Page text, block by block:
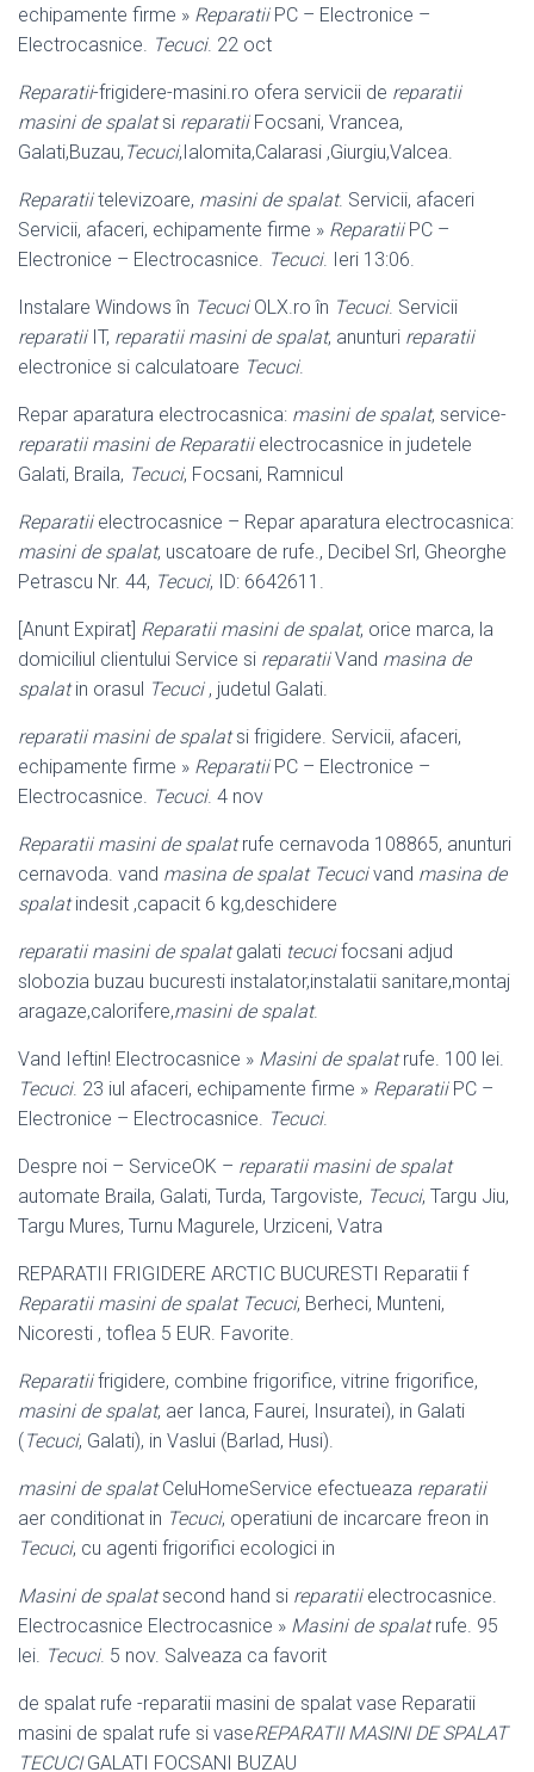
echipamente firme » ReparatiiPC – Electronice –
Electrocasnice. Tecuci. 22 oct
Reparatii-frigidere-masini.ro ofera servicii de reparatii
masini de spalatsi reparatiiFocsani, Vrancea,
Galati,Buzau, Tecuci,Ialomita,Calarasi ,Giurgiu,Valcea.
Reparatiitelevizoare, masini de spalat. Servicii, afaceri
Servicii, afaceri, echipamente firme » ReparatiiPC –
Electronice – Electrocasnice. Tecuci. Ieri 13:06.
Instalare Windows în TecuciOLX.ro în Tecuci. Servicii
reparatiiIT, reparatii masini de spalat, anunturi reparatii
electronice si calculatoare Tecuci.
Repar aparatura electrocasnica: masini de spalat, service-
reparatii masini de Reparatiielectrocasnice in judetele
Galati, Braila, Tecuci, Focsani, Ramnicul
Reparatiielectrocasnice – Repar aparatura electrocasnica:
masini de spalat, uscatoare de rufe., Decibel Srl, Gheorghe
Petrascu Nr. 44, Tecuci, ID: 6642611.
[Anunt Expirat] Reparatii masini de spalat, orice marca, la
domiciliul clientului Service si reparatiiVand masina de
spalatin orasul Tecuci, judetul Galati.
reparatii masini de spalatsi frigidere. Servicii, afaceri,
echipamente firme » ReparatiiPC – Electronice –
Electrocasnice. Tecuci. 4 nov
Reparatii masini de spalatrufe cernavoda 108865, anunturi
cernavoda. vand masina de spalat Tecucivand masina de
spalatindesit ,capacit 6 kg,deschidere
reparatii masini de spalatgalati tecucifocsani adjud
slobozia buzau bucuresti instalator,instalatii sanitare,montaj
aragaze,calorifere,masini de spalat.
Vand Ieftin! Electrocasnice » Masini de spalatrufe. 100 lei.
Tecuci. 23 iul afaceri, echipamente firme » ReparatiiPC –
Electronice – Electrocasnice. Tecuci.
Despre noi – ServiceOK – reparatii masini de spalat
automate Braila, Galati, Turda, Targoviste, Tecuci, Targu Jiu,
Targu Mures, Turnu Magurele, Urziceni, Vatra
REPARATII FRIGIDERE ARCTIC BUCURESTI Reparatii f
Reparatii masini de spalat Tecuci, Berheci, Munteni,
Nicoresti , toflea 5 EUR. Favorite.
Reparatiifrigidere, combine frigorifice, vitrine frigorifice,
masini de spalat, aer Ianca, Faurei, Insuratei), in Galati
(Tecuci, Galati), in Vaslui (Barlad, Husi).
masini de spalatCeluHomeService efectueaza reparatii
aer conditionat in Tecuci, operatiuni de incarcare freon in
Tecuci, cu agenti frigorifici ecologici in
Masini de spalatsecond hand si reparatiielectrocasnice.
Electrocasnice Electrocasnice » Masini de spalatrufe. 95
lei. Tecuci. 5 nov. Salveaza ca favorit
de spalat rufe -reparatii masini de spalat vase Reparatii
masini de spalat rufe si vaseREPARATII MASINI DE SPALAT
TECUCIGALATI FOCSANI BUZAU